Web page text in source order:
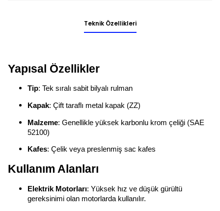
Teknik Özellikleri
Yapısal Özellikler
Tip: Tek sıralı sabit bilyalı rulman
Kapak: Çift taraflı metal kapak (ZZ)
Malzeme: Genellikle yüksek karbonlu krom çeliği (SAE
52100)
Kafes: Çelik veya preslenmiş sac kafes
Kullanım Alanları
Elektrik Motorları: Yüksek hız ve düşük gürültü
gereksinimi olan motorlarda kullanılır.